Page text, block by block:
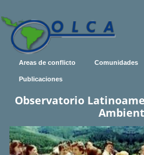
Areas de conflicto Comunidades
Publicaciones
Observatorio